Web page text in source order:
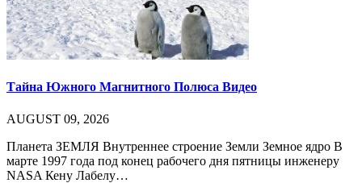
Тайна Южного Магнитного Полюса Видео
AUGUST 09, 2026
Планета ЗЕМЛЯ Внутреннее строение Земли Земное ядро В
марте 1997 года под конец рабочего дня пятницы инженеру
NASA Кену Лабелу…